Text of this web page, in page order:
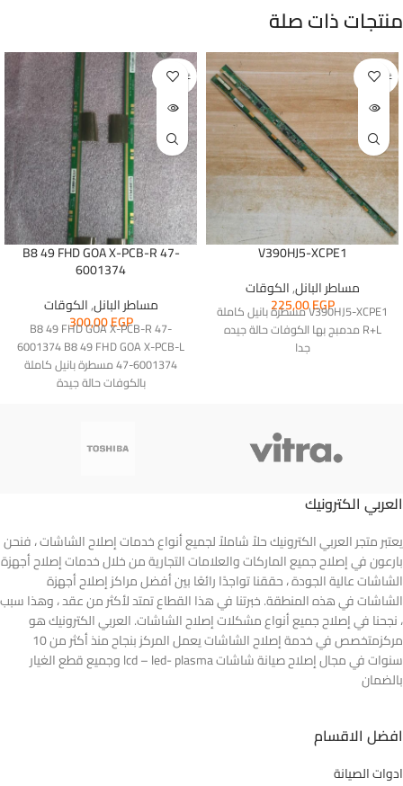
منتجات ذات صلة
غير متوفر
V390HJ5-XCPE1
مساطر البانل,الكوقات
225,00EGP V390HJ5-XCPE1 مسطرة بانيل كاملة
R+L مدمبج بها الكوفات حالة جيده
جدا
غير متوفر
B8 49 FHD GOA X-PCB-R 47-
6001374
مساطر البانل,الكوقات
300,00EGP
B8 49 FHD GOA X-PCB-R 47-
6001374 B8 49 FHD GOA X-PCB-L
47-6001374 مسطرة بانيل كاملة
بالكوفات حالة جيدة
العربي الكترونيك
يعتبر متجر العربي الكترونيك حلاً شاملاً لجميع أنواع خدمات إصلاح الشاشات ، فنحن
بارعون في إصلاح جميع الماركات والعلامات التجارية من خلال خدمات إصلاح أجهزة
الشاشات عالية الجودة ، حققنا تواجدًا رائعًا بين أفضل مراكز إصلاح أجهزة
الشاشات في هذه المنطقة. خبرتنا في هذا القطاع تمتد لأكثر من عقد ، وهذا سبب
، نجحنا في إصلاح جميع أنواع مشكلات إصلاح الشاشات. العربي الكترونيك هو
مركزمتخصص في خدمة إصلاح الشاشات يعمل المركز بنجاح منذ أكثر من 10
سنوات في مجال إصلاح صيانة شاشات lcd – led- plasma وجميع قطع الغيار
بالضمان
افضل الاقسام
ادوات الصيانة